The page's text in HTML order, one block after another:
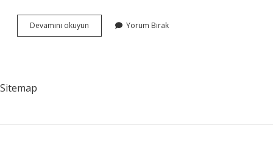
Devamını okuyun Gümrükte
Cd
Yorum Bırak
Sitemap